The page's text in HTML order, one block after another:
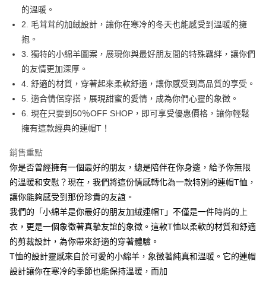
街口支付
悠遊付
Google Pay
全盈+PAY
大哥付你分期
相關說明
【大哥付你分期使用說明】
2.付款方式選擇「大哥付你分期」，訂單成立後會自動跳轉到大哥付的交易
流程，驗證手機門號後，選擇欲分期的期數、繳款截止日，確認付款後即完
成交易。
3.實際核准額度、可分期數及費用金額請依後續交易確認頁面所載為準。
4.訂單成立30分鐘內，如未前往確認交易或遇審核未通過，訂單將自動取
法說明評估內容。
【繳款方式說明】
1.分期款項不併入電信帳單，「大哥付你分期」於每月結算日後寄送繳費提
醒簡訊。
2.透過簡訊連結打開帳單後，可選擇「超商條碼／台灣大直營門市／銀行轉
帳／街口支付／iPASS MONEY」等通路繳費。
相關說明
【關於「AFTEE先享後付」】
AFTEE先享後付是「在收到商品之後才付款」的支付方式。 讓您購物簡單
便利好安心！
１．簡單：不需註冊會員、不需綁卡、不需儲值。
２．便利：只要手機號碼，簡訊認證，即可結帳。
【「AFTEE先享後付」結帳流程】
１．於結帳方式選擇「AFTEE先享後付」後，將跳轉至「AFTEE先享後付」
結帳頁面，進行簡訊認證並確認金額後，即可完成結帳。
２．訂單成立數日內，您將收到繳費通知簡訊。
運送方式
全家取貨付款
每筆NT$45
付款 後全家取貨
每筆NT$45
的溫暖。
2. 毛茸茸的加絨設計，讓你在寒冷的冬天也能感受到溫暖的擁
抱。
3. 獨特的小綿羊圖案，展現你與最好朋友間的特殊羈絆，讓你們
的友情更加深厚。
4. 舒適的材質，穿著起來柔軟舒適，讓你感受到高品質的享受。
5. 適合情侶穿搭，展現甜蜜的愛情，成為你們心靈的象徵。
6. 現在只要到50％OFF SHOP，即可享受優惠價格，讓你輕鬆
擁有這款經典的連帽T！
銷售重點
你是否曾經擁有一個最好的朋友，總是陪伴在你身邊，給予你無限
的溫暖和安慰？現在，我們將這份情感轉化為一款特別的連帽T恤，
讓你能夠感受到那份珍貴的友誼。
我們的「小綿羊是你最好的朋友加絨連帽T」不僅是一件時尚的上
衣，更是一個象徵著真摯友誼的象徵。這款T恤以柔軟的材質和舒適
的剪裁設計，為你帶來舒適的穿著體驗。
T恤的設計靈感來自於可愛的小綿羊，象徵著純真和溫暖。它的連帽
設計讓你在寒冷的季節也能保持溫暖，而加